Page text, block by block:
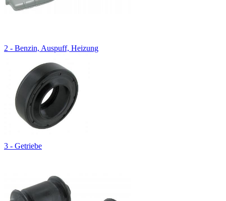
2 - Benzin, Auspuff, Heizung
3 - Getriebe